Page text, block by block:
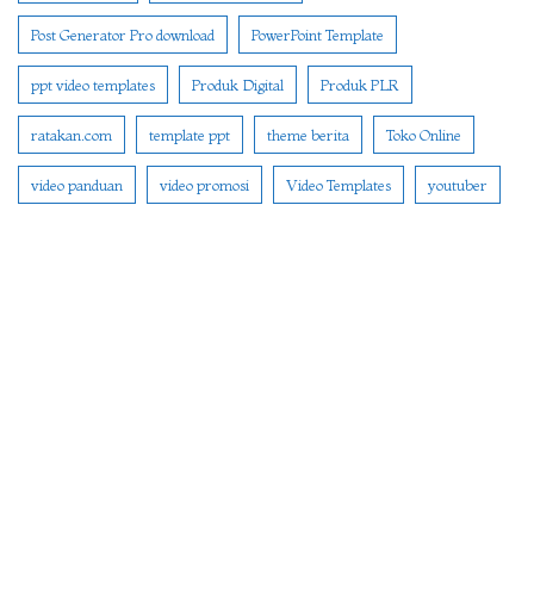
Post Generator Pro download PowerPoint Template
ppt video templates Produk Digital Produk PLR
ratakan.com template ppt theme berita Toko Online
video panduan video promosi Video Templates youtuber